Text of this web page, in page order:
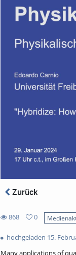
Zurück
868
views
0
favorites
hochgeladen 15.